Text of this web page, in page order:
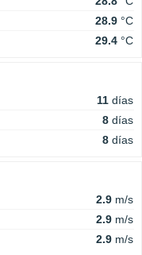
28.9 °C
29.4 °C
11 días
8 días
8 días
2.9 m/s
2.9 m/s
2.9 m/s